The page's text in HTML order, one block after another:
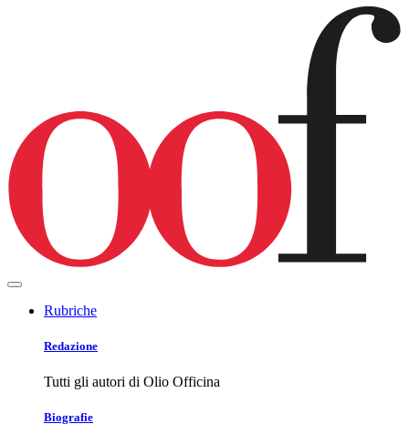
Rubriche
Redazione
Tutti gli autori di Olio Officina
Biografie